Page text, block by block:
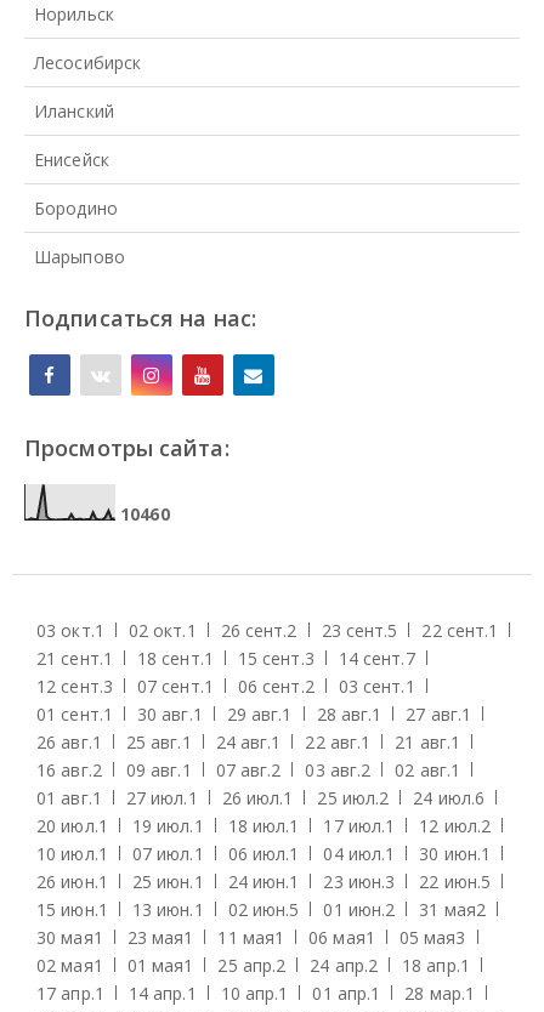
Норильск
Лесосибирск
Иланский
Енисейск
Бородино
Шарыпово
Подписаться на нас:
Просмотры сайта:
10460
03 окт.1 02 окт.1 26 сент.2 23 сент.5 22 сент.1
21 сент.1 18 сент.1 15 сент.3 14 сент.7
12 сент.3 07 сент.1 06 сент.2 03 сент.1
01 сент.1 30 авг.1 29 авг.1 28 авг.1 27 авг.1
26 авг.1 25 авг.1 24 авг.1 22 авг.1 21 авг.1
16 авг.2 09 авг.1 07 авг.2 03 авг.2 02 авг.1
01 авг.1 27 июл.1 26 июл.1 25 июл.2 24 июл.6
20 июл.1 19 июл.1 18 июл.1 17 июл.1 12 июл.2
10 июл.1 07 июл.1 06 июл.1 04 июл.1 30 июн.1
26 июн.1 25 июн.1 24 июн.1 23 июн.3 22 июн.5
15 июн.1 13 июн.1 02 июн.5 01 июн.2 31 мая2
30 мая1 23 мая1 11 мая1 06 мая1 05 мая3
02 мая1 01 мая1 25 апр.2 24 апр.2 18 апр.1
17 апр.1 14 апр.1 10 апр.1 01 апр.1 28 мар.1